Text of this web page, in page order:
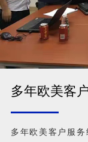
多年欧美客
多年欧美客户服务